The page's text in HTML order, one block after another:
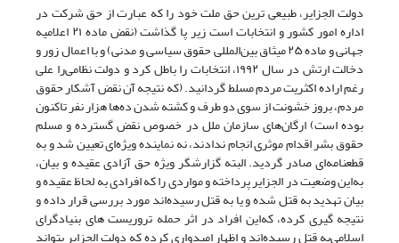
دولت الجزایر، طبیعی ترین حق ملت خود را که عبارت از حق شرکت در
اداره امور کشور و انتخابات است زیر پا گذاشت (نقض ماده ۲۱ اعلامیه
جهانی و ماده ۲۵ میثاق بین‌المللی حقوق سیاسی و مدنی) و با اعمال زور و
دخالت ارتش در سال ۱۹۹۲، انتخابات را باطل کرد و دولت نظامی‌را على
رغم اراده اکثریت مردم مسلط گردانید. (که نتیجه آن نقض آشکار حقوق
مردم، بروز خشونت از سوی دو طرف و کشته شدن ده‌ها هزار نفر تاکنون
بوده است) ارگان‌های سازمان ملل در خصوص نقض گسترده و مسلم
حقوق بشر اقدام موثری انجام ندادند، نه نماینده ویژه‌ای تعیین شد و به
قطعنامه‌ای صادر گردید. البته گزارشگر ویژه حق آزادی عقیده و بیان،
به‌این وضعیت در الجزایر پرداخته و مواردی را که افرادی به لحاظ عقیده و
بیان تهدید به قتل شده و یا به قتل رسیده‌اند مورد بررسی قرار داده و
نتیجه گیری کرده، که‌این افراد در اثر حمله تروریست های بنیادگرای
اسلامی‌به قتل رسیده‌اند و اظهار امیدواری کرده که دولت الجزایر بتواند